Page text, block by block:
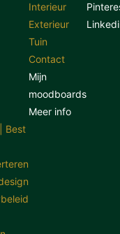
Interieur
Exterieur
Tuin
Contact
Mijn
moodboards
Meer info
Best